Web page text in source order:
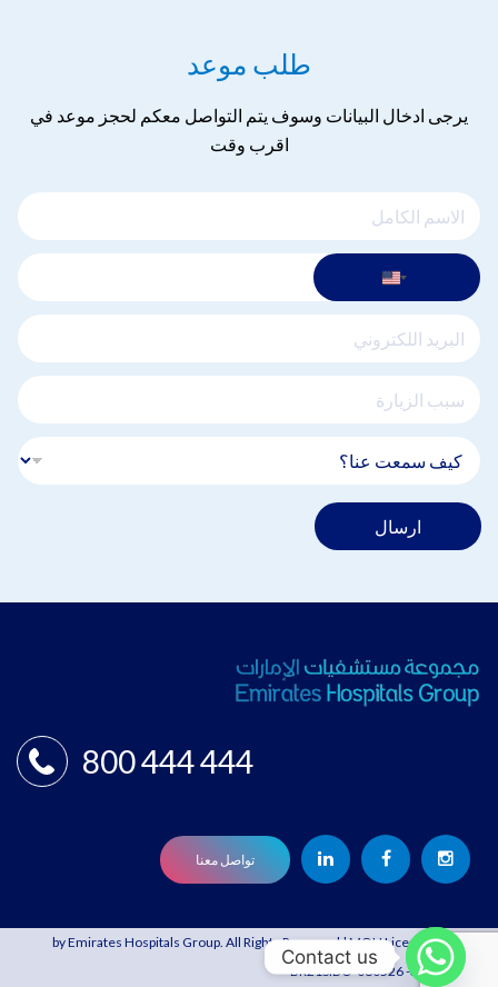
طلب موعد
يرجى ادخال البيانات وسوف يتم التواصل معكم لحجز موعد في
اقرب وقت
ارسال
800 444 444
تواصل معنا
© 2021 by Emirates Hospitals Group. All Rights Reserved | MOH License:
BR21SIBO-080526 -30/04/2027
Contact us